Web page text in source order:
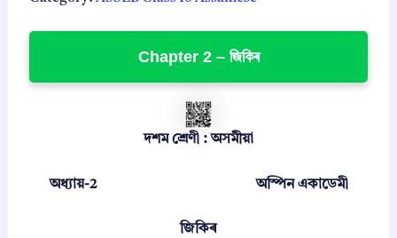
9
0
1
s
Chapter 2 – জিকিৰ
দশম শ্ৰেণী : অসমীয়া
অধ্যায়-2 অস্পিন একাডেমী
জিকিৰ